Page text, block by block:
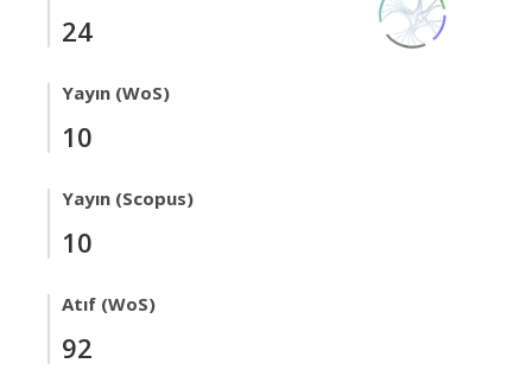
24
Yayın (WoS)
10
Yayın (Scopus)
10
Atıf (WoS)
92